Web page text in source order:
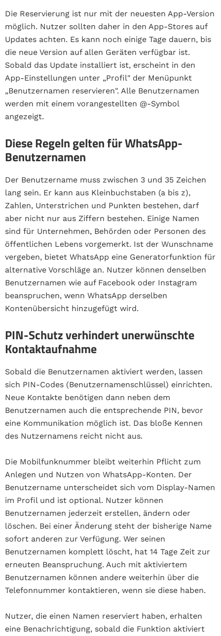
Die Reservierung ist nur mit der neuesten App-Version
möglich. Nutzer sollten daher in den App-Stores auf
Updates achten. Es kann noch einige Tage dauern, bis
die neue Version auf allen Geräten verfügbar ist.
Sobald das Update installiert ist, erscheint in den
App-Einstellungen unter „Profil" der Menüpunkt
„Benutzernamen reservieren". Alle Benutzernamen
werden mit einem vorangestellten @-Symbol
angezeigt.
Diese Regeln gelten für WhatsApp-
Benutzernamen
Der Benutzername muss zwischen 3 und 35 Zeichen
lang sein. Er kann aus Kleinbuchstaben (a bis z),
Zahlen, Unterstrichen und Punkten bestehen, darf
aber nicht nur aus Ziffern bestehen. Einige Namen
sind für Unternehmen, Behörden oder Personen des
öffentlichen Lebens vorgemerkt. Ist der Wunschname
vergeben, bietet WhatsApp eine Generatorfunktion für
alternative Vorschläge an. Nutzer können denselben
Benutzernamen wie auf Facebook oder Instagram
beanspruchen, wenn WhatsApp derselben
Kontenübersicht hinzugefügt wird.
PIN-Schutz verhindert unerwünschte
Kontaktaufnahme
Sobald die Benutzernamen aktiviert werden, lassen
sich PIN-Codes (Benutzernamenschlüssel) einrichten.
Neue Kontakte benötigen dann neben dem
Benutzernamen auch die entsprechende PIN, bevor
eine Kommunikation möglich ist. Das bloße Kennen
des Nutzernamens reicht nicht aus.
Die Mobilfunknummer bleibt weiterhin Pflicht zum
Anlegen und Nutzen von WhatsApp-Konten. Der
Benutzername unterscheidet sich vom Display-Namen
im Profil und ist optional. Nutzer können
Benutzernamen jederzeit erstellen, ändern oder
löschen. Bei einer Änderung steht der bisherige Name
sofort anderen zur Verfügung. Wer seinen
Benutzernamen komplett löscht, hat 14 Tage Zeit zur
erneuten Beanspruchung. Auch mit aktiviertem
Benutzernamen können andere weiterhin über die
Telefonnummer kontaktieren, wenn sie diese haben.
Nutzer, die einen Namen reserviert haben, erhalten
eine Benachrichtigung, sobald die Funktion aktiviert